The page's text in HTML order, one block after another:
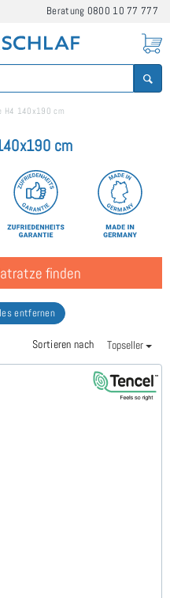
Beratung 0800 10 77 777
H4 140x190 cm
cm
finden
entfernen
Sortieren nach Topseller